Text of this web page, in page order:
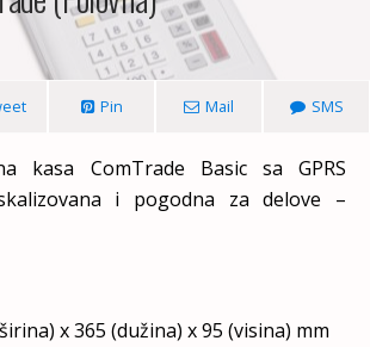
Pin Mail SMS
kasa ComTrade Basic sa GPRS
i pogodna za delove –
x 365 (dužina) x 95 (visina) mm